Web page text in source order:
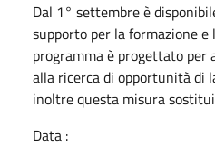
Dal 1° settembre è
supporto per la formazione e
programma è progettato per
alla ricerca di opportunità di
inoltre questa misura
Data :